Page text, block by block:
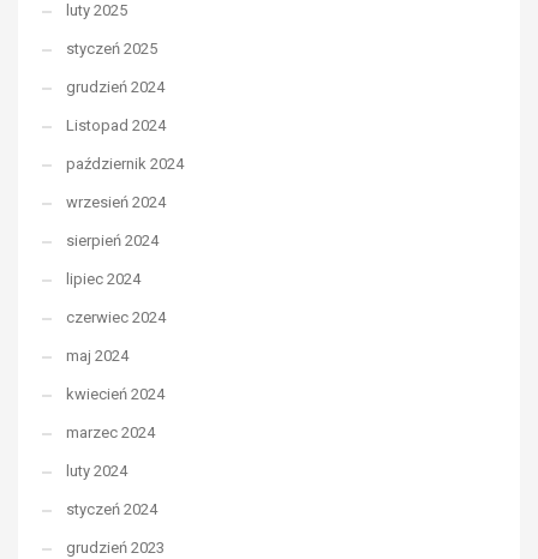
luty 2025
styczeń 2025
grudzień 2024
Listopad 2024
październik 2024
wrzesień 2024
sierpień 2024
lipiec 2024
czerwiec 2024
maj 2024
kwiecień 2024
marzec 2024
luty 2024
styczeń 2024
grudzień 2023